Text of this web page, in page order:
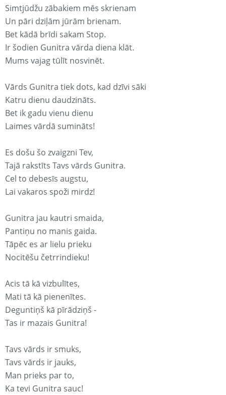
Simtjūdžu zābakiem mēs skrienam
Un pāri dziļām jūrām brienam.
Bet kādā brīdi sakam Stop.
Ir šodien Gunitra vārda diena klāt.
Mums vajag tūlīt nosvinēt.
Vārds Gunitra tiek dots, kad dzīvi sāki
Katru dienu daudzināts.
Bet ik gadu vienu dienu
Laimes vārdā sumināts!
Es došu šo zvaigzni Tev,
Tajā rakstīts Tavs vārds Gunitra.
Cel to debesīs augstu,
Lai vakaros spoži mirdz!
Gunitra jau kautri smaida,
Pantiņu no manis gaida.
Tāpēc es ar lielu prieku
Nocitēšu četrrindieku!
Acis tā kā vizbulītes,
Mati tā kā pienenītes.
Deguntiņš kā pīrādziņš -
Tas ir mazais Gunitra!
Tavs vārds ir smuks,
Tavs vārds ir jauks,
Man prieks par to,
Ka tevi Gunitra sauc!